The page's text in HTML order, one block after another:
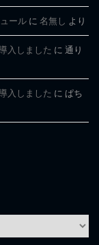
ール に 名無し より
入しました に 通り
入しました に ぱち